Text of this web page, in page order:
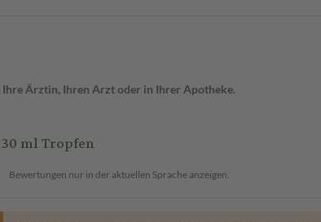
Ihre Ärztin, Ihren Arzt oder in Ihrer Apotheke.
ml Tropfen
Bewertungen nur in der aktuellen Sprache anzeigen.